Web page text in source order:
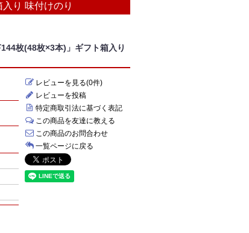
り 味付けのり
枚(48枚×3本)」ギフト箱入り
レビューを見る(0件)
レビューを投稿
特定商取引法に基づく表記
この商品を友達に教える
この商品のお問合わせ
一覧ページに戻る